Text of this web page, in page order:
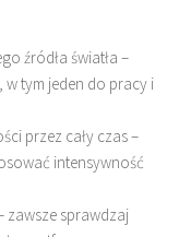
źródła światła –
w tym jeden do pracy i
przez cały czas –
intensywność
zawsze sprawdzaj